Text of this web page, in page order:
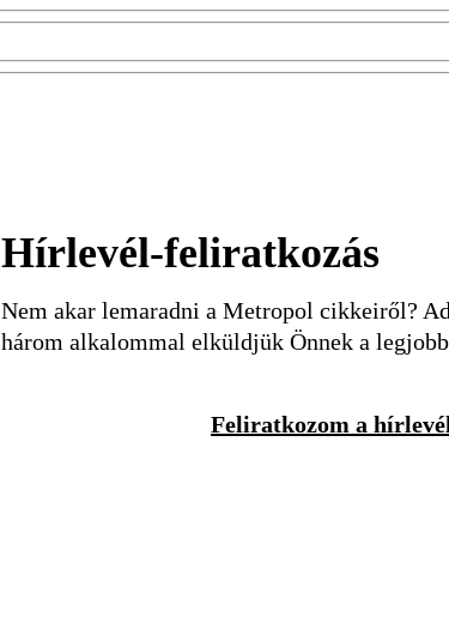
Hírlevél-feliratkozás
Nem akar lemaradni a Metropol cikkeiről?
három alkalommal elküldjük Önnek a
Feliratkozom a